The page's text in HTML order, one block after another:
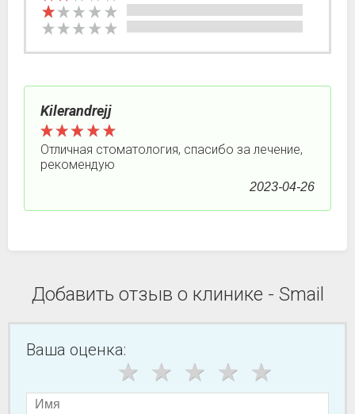
Kilerandrejj
Отличная стоматология, спасибо за лечение,
рекомендую
2023-04-26
Добавить отзыв о клинике - Smail
Ваша оценка: